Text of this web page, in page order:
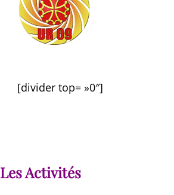
[divider top= »0″]
Les Activités